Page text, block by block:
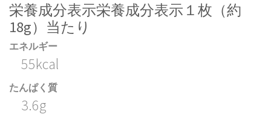
栄養成分表示栄養成分表示１枚（約
18g）当たり
エネルギー
55kcal
たんぱく質
3.6g